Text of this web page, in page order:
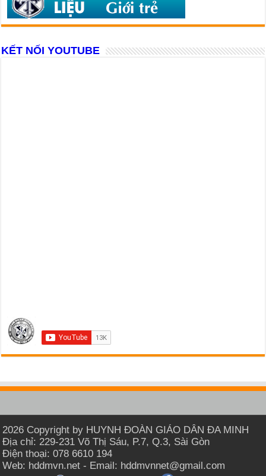
KẾT NỐI YOUTUBE
2026 Copyright by HUYNH ĐOÀN GIÁO DÂN ĐA MINH
Địa chỉ: 229-231 Võ Thị Sáu, P.7, Q.3, Sài Gòn
Điện thoại: 078 6610 194
Web: hddmvn.net - Email: hddmvnnet@gmail.com